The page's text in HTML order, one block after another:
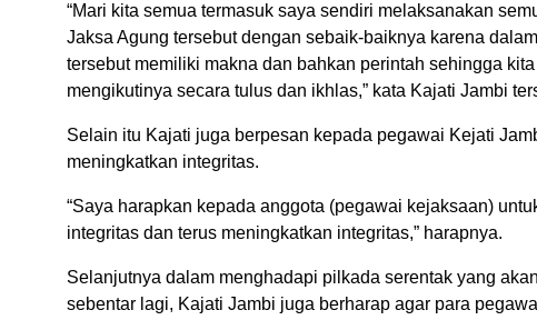
“Mari kita semua termasuk saya sendiri melaksanakan
Jaksa Agung tersebut dengan sebaik-baiknya karena
tersebut memiliki makna dan bahkan perintah sehingga
mengikutinya secara tulus dan ikhlas,” kata Kajati Jambi
Selain itu Kajati juga berpesan kepada pegawai Kejati
meningkatkan integritas.
“Saya harapkan kepada anggota (pegawai kejaksaan)
integritas dan terus meningkatkan integritas,” harapnya.
Selanjutnya dalam menghadapi pilkada serentak yang
sebentar lagi, Kajati Jambi juga berharap agar para